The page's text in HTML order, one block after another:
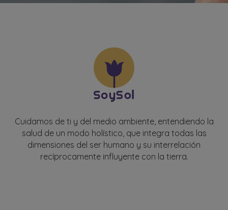
Cuidamos de ti y del medio ambiente, entendiendo la
salud de un modo holístico, que integra todas las
dimensiones del ser humano y su interrelación
recíprocamente influyente con la tierra.